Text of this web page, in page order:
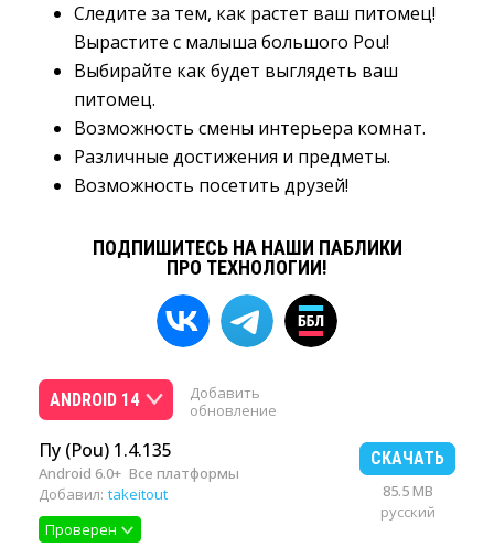
Следите за тем, как растет ваш питомец!
Вырастите с малыша большого Pou!
Выбирайте как будет выглядеть ваш
питомец.
Возможность смены интерьера комнат.
Различные достижения и предметы.
Возможность посетить друзей!
ПОДПИШИТЕСЬ НА НАШИ ПАБЛИКИ
ПРО ТЕХНОЛОГИИ!
ANDROID 14
Добавить
обновление
Пу (Pou) 1.4.135
Android 6.0+ Все платформы
Добавил: takeitout
Проверен
СКАЧАТЬ
85.5 MB
русский